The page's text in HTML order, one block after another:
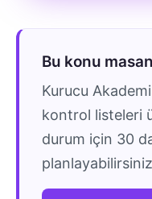
Bu konu
Kurucu
kontrol listeleri
durum için 30